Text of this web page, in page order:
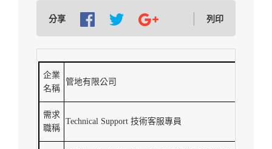
分享 列印
企業
名稱
管地有限公司
需求
職稱
Technical Support 技術客服專員